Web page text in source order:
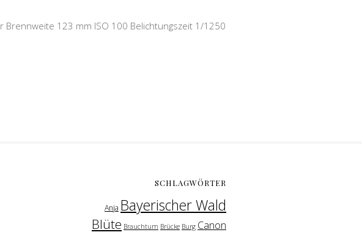
123 mm ISO 100 Belichtungszeit 1/1250
SCHLAGWÖRTER
Anja Bayerischer Wald
Blüte Brauchtum Brücke Burg Canon